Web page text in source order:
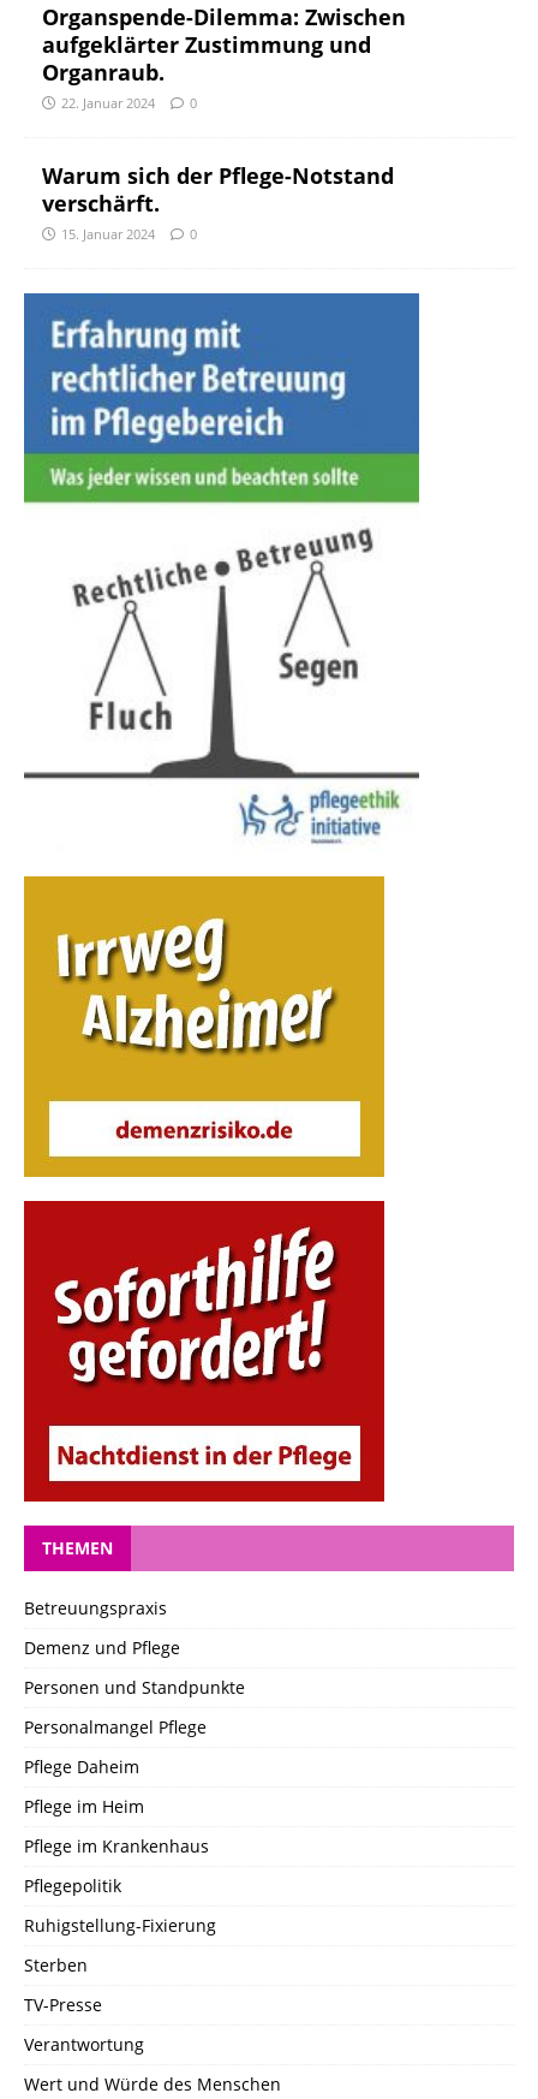
Organspende-Dilemma: Zwischen
aufgeklärter Zustimmung und
Organraub.
22. Januar 2024 0
Warum sich der Pflege-Notstand
verschärft.
15. Januar 2024 0
THEMEN
Betreuungspraxis
Demenz und Pflege
Personen und Standpunkte
Personalmangel Pflege
Pflege Daheim
Pflege im Heim
Pflege im Krankenhaus
Pflegepolitik
Ruhigstellung-Fixierung
Sterben
TV-Presse
Verantwortung
Wert und Würde des Menschen